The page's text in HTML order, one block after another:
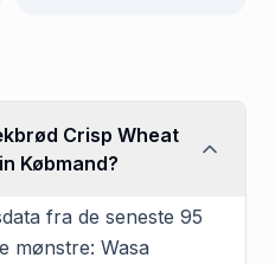
Crisp Wheat
Købmand?
fra de seneste 95
mønstre: Wasa